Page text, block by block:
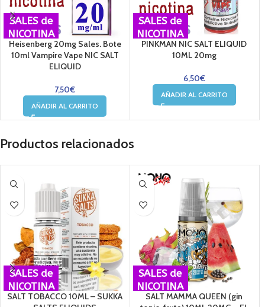
SALES de
NICOTINA
Heisenberg 20mg Sales. Bote
10ml Vampire Vape NIC SALT
ELIQUID
7,50€
AÑADIR AL CARRITO
SALES de
NICOTINA
PINKMAN NIC SALT ELIQUID
10ML 20mg
6,50€
AÑADIR AL CARRITO
Productos relacionados
SALES de
NICOTINA
SALT TOBACCO 10ML – SUKKA
SALES de
NICOTINA
SALT MAMMA QUEEN (gin